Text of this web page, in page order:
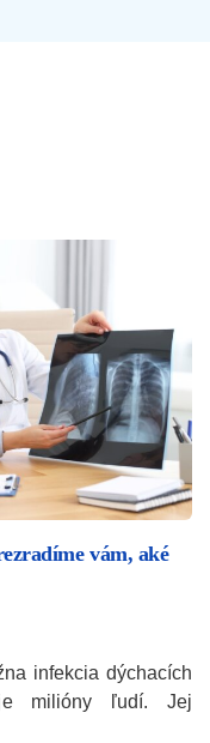
vám, aké
infekcia dýchacích
milióny ľudí. Jej